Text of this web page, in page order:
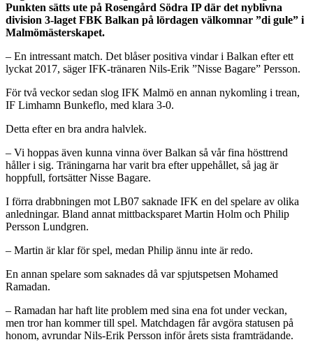
Punkten sätts ute på Rosengård Södra IP där det nyblivna
division 3-laget FBK Balkan på lördagen välkomnar ”di gule” i
Malmömästerskapet.
– En intressant match. Det blåser positiva vindar i Balkan efter ett
lyckat 2017, säger IFK-tränaren Nils-Erik ”Nisse Bagare” Persson.
För två veckor sedan slog IFK Malmö en annan nykomling i trean,
IF Limhamn Bunkeflo, med klara 3-0.
Detta efter en bra andra halvlek.
– Vi hoppas även kunna vinna över Balkan så vår fina hösttrend
håller i sig. Träningarna har varit bra efter uppehållet, så jag är
hoppfull, fortsätter Nisse Bagare.
I förra drabbningen mot LB07 saknade IFK en del spelare av olika
anledningar. Bland annat mittbacksparet Martin Holm och Philip
Persson Lundgren.
– Martin är klar för spel, medan Philip ännu inte är redo.
En annan spelare som saknades då var spjutspetsen Mohamed
Ramadan.
– Ramadan har haft lite problem med sina ena fot under veckan,
men tror han kommer till spel. Matchdagen får avgöra statusen på
honom, avrundar Nils-Erik Persson inför årets sista framträdande.